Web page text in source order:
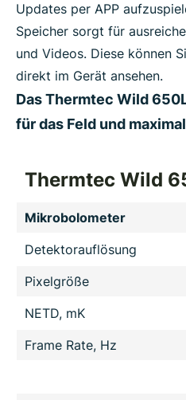
Updates per APP
Speicher sorgt für
und Videos. Diese können
direkt im Gerät ansehen.
Das Thermtec Wild
für das Feld und
Thermtec Wild
Mikrobolometer
Detektorauflösung
Pixelgröße
NETD, mK
Frame Rate, Hz